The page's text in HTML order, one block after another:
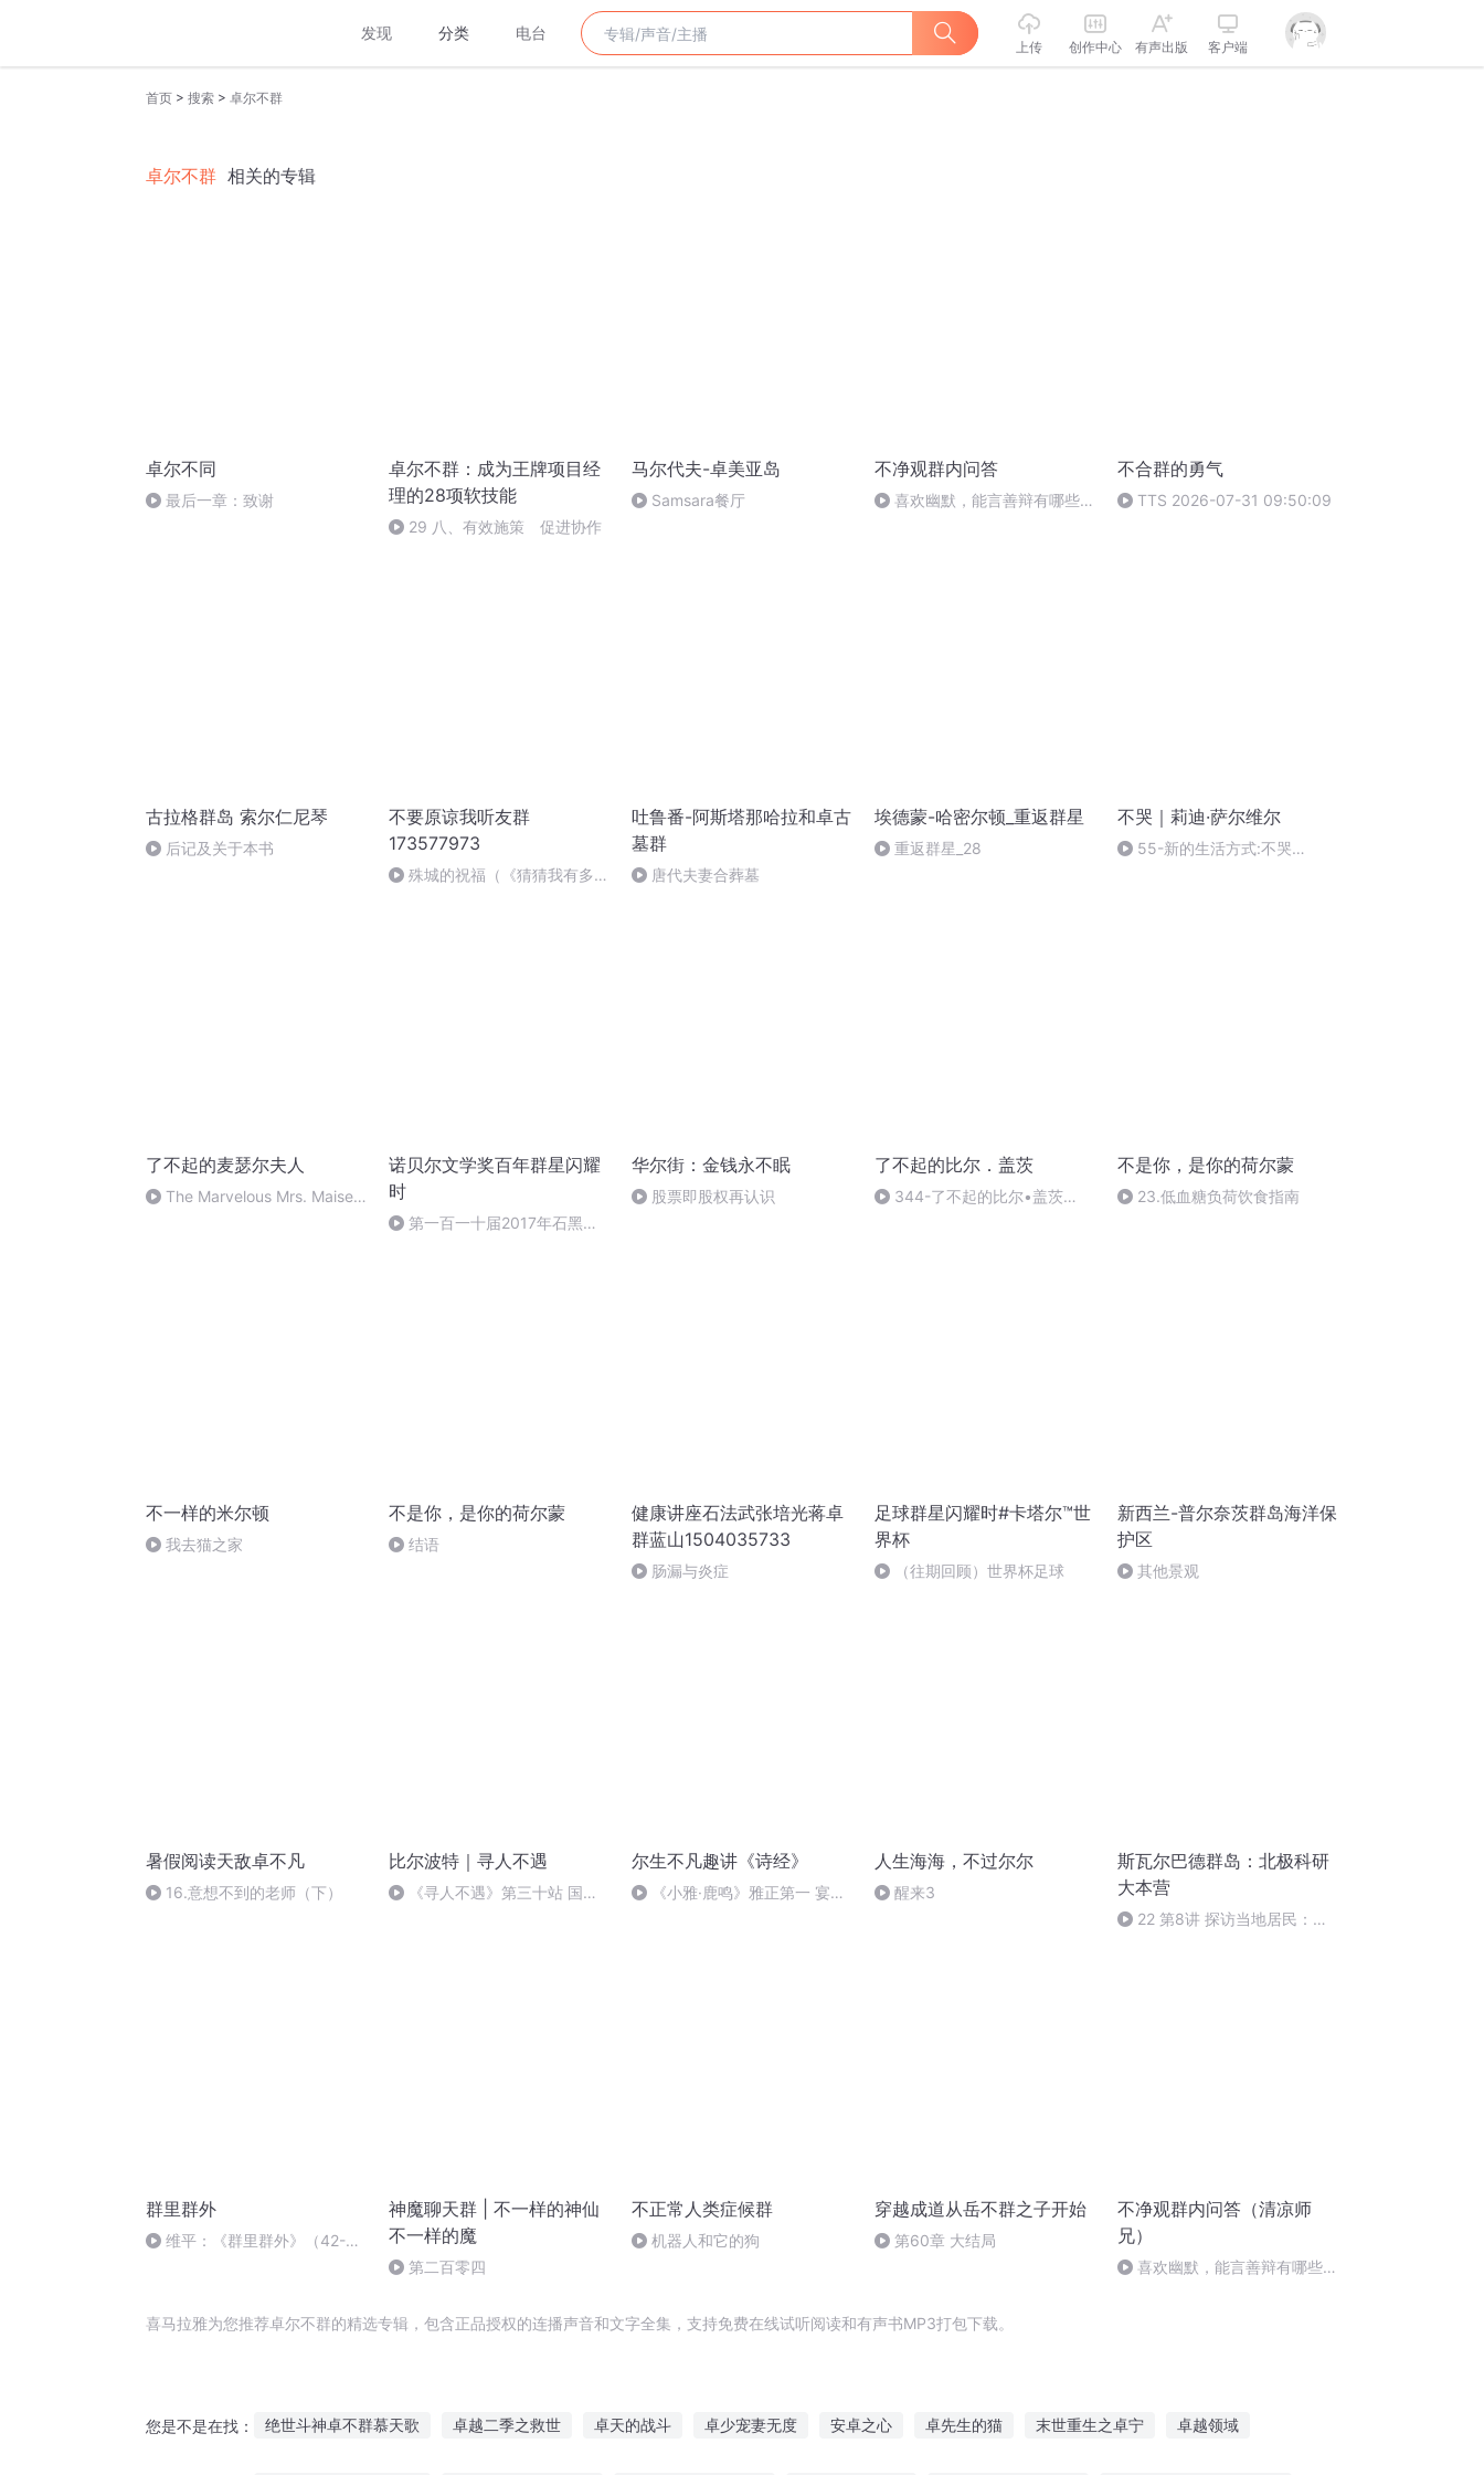
发现 分类 电台
上传 创作中心 有声出版 客户端
首页 > 搜索 > 卓尔不群
卓尔不群 相关的专辑
卓尔不同
最后一章：致谢
卓尔不群：成为王牌项目经
理的28项软技能
29 八、有效施策 促进协作
马尔代夫-卓美亚岛
Samsara餐厅
不净观群内问答
喜欢幽默，能言善辩有哪些过
不合群的勇气
TTS 2026-07-31 09:50:09
古拉格群岛 索尔仁尼琴
后记及关于本书
不要原谅我听友群
173577973
殊城的祝福（《猜猜我有多爱
吐鲁番-阿斯塔那哈拉和卓古
墓群
唐代夫妻合葬墓
埃德蒙-哈密尔顿_重返群星
重返群星_28
不哭｜莉迪·萨尔维尔
55-新的生活方式:不哭
了不起的麦瑟尔夫人
The Marvelous Mrs. Maisel
诺贝尔文学奖百年群星闪耀
时
第一百一十届2017年石黑一
华尔街：金钱永不眠
股票即股权再认识
了不起的比尔．盖茨
344-了不起的比尔•盖茨
不是你，是你的荷尔蒙
23.低血糖负荷饮食指南
不一样的米尔顿
我去猫之家
不是你，是你的荷尔蒙
结语
健康讲座石法武张培光蒋卓
群蓝山1504035733
肠漏与炎症
足球群星闪耀时#卡塔尔™世
界杯
（往期回顾）世界杯足球
新西兰-普尔奈茨群岛海洋保
护区
其他景观
暑假阅读天敌卓不凡
16.意想不到的老师（下）
比尔波特｜寻人不遇
《寻人不遇》第三十站 国清
尔生不凡趣讲《诗经》
《小雅·鹿鸣》雅正第一 宴乐
人生海海，不过尔尔
醒来3
斯瓦尔巴德群岛：北极科研
大本营
22 第8讲 探访当地居民：斯
群里群外
维平：《群里群外》（42-
神魔聊天群 | 不一样的神仙
不一样的魔
第二百零四
不正常人类症候群
机器人和它的狗
穿越成道从岳不群之子开始
第60章 大结局
不净观群内问答（清凉师
兄）
喜欢幽默，能言善辩有哪些过
喜马拉雅为您推荐卓尔不群的精选专辑，包含正品授权的连播声音和文字全集，支持免费在线试听阅读和有声书MP3打包下载。
您是不是在找： 绝世斗神卓不群慕天歌 卓越二季之救世 卓天的战斗 卓少宠妻无度 安卓之心 卓先生的猫 末世重生之卓宁 卓越领域